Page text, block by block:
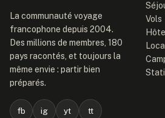
La communauté voyage
francophone depuis 2004.
Des millions de membres, 180
pays racontés, et toujours la
même envie : partir bien
préparés.
fb ig yt tt
Vols